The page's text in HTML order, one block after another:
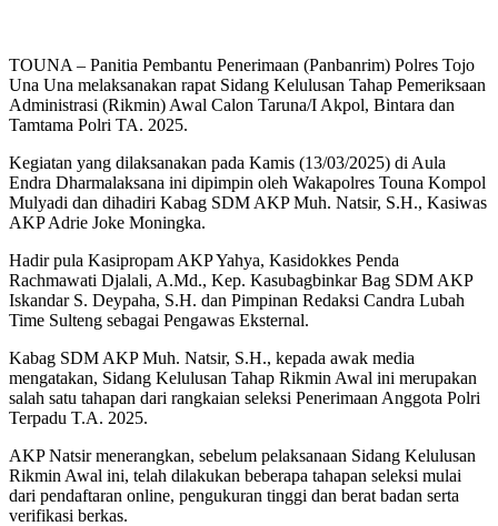
TOUNA – Panitia Pembantu Penerimaan (Panbanrim) Polres Tojo
Una Una melaksanakan rapat Sidang Kelulusan Tahap Pemeriksaan
Administrasi (Rikmin) Awal Calon Taruna/I Akpol, Bintara dan
Tamtama Polri TA. 2025.
Kegiatan yang dilaksanakan pada Kamis (13/03/2025) di Aula
Endra Dharmalaksana ini dipimpin oleh Wakapolres Touna Kompol
Mulyadi dan dihadiri Kabag SDM AKP Muh. Natsir, S.H., Kasiwas
AKP Adrie Joke Moningka.
Hadir pula Kasipropam AKP Yahya, Kasidokkes Penda
Rachmawati Djalali, A.Md., Kep. Kasubagbinkar Bag SDM AKP
Iskandar S. Deypaha, S.H. dan Pimpinan Redaksi Candra Lubah
Time Sulteng sebagai Pengawas Eksternal.
Kabag SDM AKP Muh. Natsir, S.H., kepada awak media
mengatakan, Sidang Kelulusan Tahap Rikmin Awal ini merupakan
salah satu tahapan dari rangkaian seleksi Penerimaan Anggota Polri
Terpadu T.A. 2025.
AKP Natsir menerangkan, sebelum pelaksanaan Sidang Kelulusan
Rikmin Awal ini, telah dilakukan beberapa tahapan seleksi mulai
dari pendaftaran online, pengukuran tinggi dan berat badan serta
verifikasi berkas.